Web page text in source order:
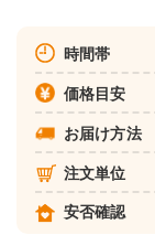
時間帯
価格目安
お届け方法
注文単位
安否確認